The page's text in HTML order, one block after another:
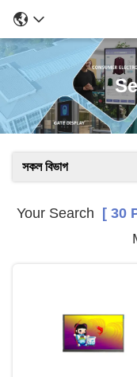
সকল বিভাগ
Your Search [ 30